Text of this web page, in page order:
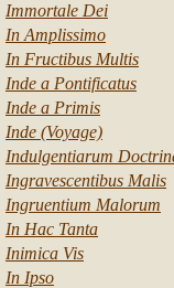
Immortale Dei
In Amplissimo
In Fructibus Multis
Inde a Pontificatus
Inde a Primis
Inde (Voyage)
Indulgentiarum
Ingravescentibus Malis
Ingruentium Malorum
In Hac Tanta
Inimica Vis
In Ipso